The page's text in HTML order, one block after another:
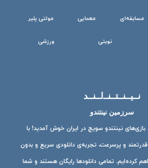
مسابقه‌ای معمایی مولتی پلیر
نوبتی ورزشی
نــیــنــتــنــ‌لــنــد
سرزمین نینتندو
بازی‌های نینتندو سویچ در ایران خوش آمدید! با
و پرسرعت، تجربه‌ی دانلودی سریع و بدون
کرده‌ایم. تمامی دانلودها رایگان هستند و شما